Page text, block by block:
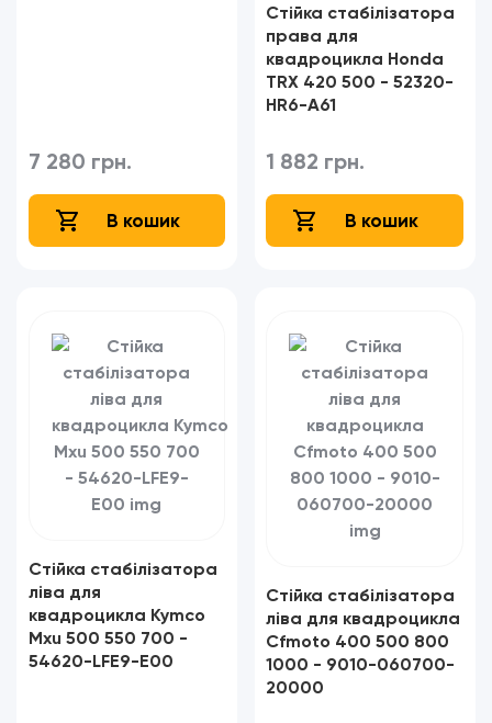
7 280 грн.
В кошик
Стійка стабілізатора
права для
квадроцикла Honda
TRX 420 500 - 52320-
HR6-A61
1 882 грн.
В кошик
Стійка стабілізатора
ліва для
квадроцикла Kymco
Mxu 500 550 700 -
54620-LFE9-E00​​​​​​​
Стійка стабілізатора
ліва для квадроцикла
Cfmoto 400 500 800
1000 - 9010-060700-
20000​​​​​​​